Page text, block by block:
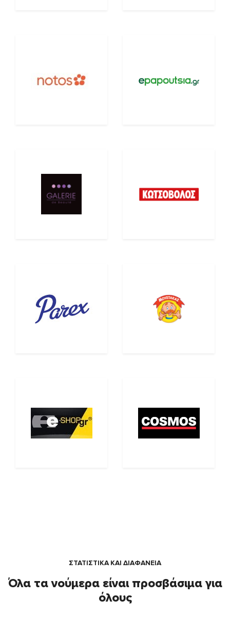
ΣΤΑΤΙΣΤΙΚΑ ΚΑΙ ΔΙΑΦΑΝΕΙΑ
Όλα τα νούμερα είναι προσβάσιμα για
όλους